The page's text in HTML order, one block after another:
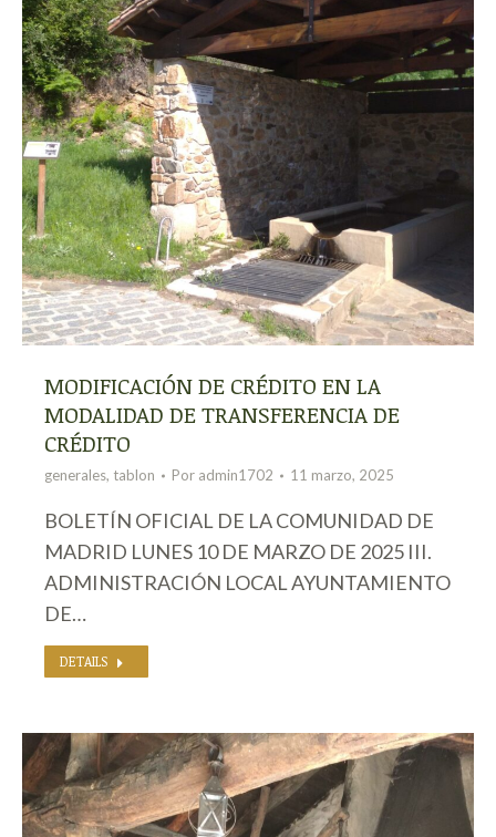
MODIFICACIÓN DE CRÉDITO EN LA
MODALIDAD DE TRANSFERENCIA DE
CRÉDITO
generales, tablon Por admin1702 11 marzo, 2025
BOLETÍN OFICIAL DE LA COMUNIDAD DE
MADRID LUNES 10 DE MARZO DE 2025 III.
ADMINISTRACIÓN LOCAL AYUNTAMIENTO
DE…
DETAILS